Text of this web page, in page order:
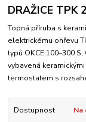
DRAŽICE
Topná příruba s
elektrickému ohřevu
typů OKCE 100–300
vybavená
termostatem s
Dostupnost Na